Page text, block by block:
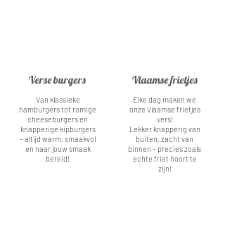
Verse burgers
Van klassieke
hamburgers tot romige
cheeseburgers en
knapperige kipburgers
– altijd warm, smaakvol
en naar jouw smaak
bereid!
Vlaamse frietjes
Elke dag maken we
onze Vlaamse frietjes
vers!
Lekker knapperig van
buiten, zacht van
binnen – precies zoals
echte friet hoort te
zijn!